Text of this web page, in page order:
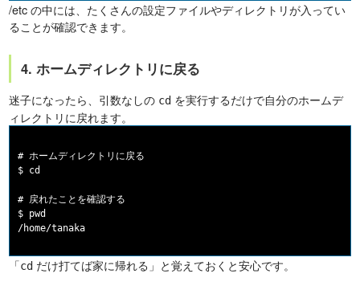
/etc の中には、たくさんの設定ファイルやディレクトリが入ってい
ることが確認できます。
4. ホームディレクトリに戻る
迷子になったら、引数なしの cd を実行するだけで自分のホームデ
ィレクトリに戻れます。
# ホームディレクトリに戻る
$ cd
# 戻れたことを確認する
$ pwd
「cd だけ打てば家に帰れる」と覚えておくと安心です。